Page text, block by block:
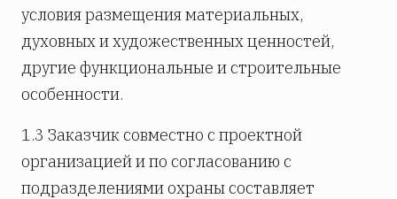
условия размещения материальных,
духовных и художественных ценностей,
другие функциональные и строительные
особенности.
1.3 Заказчик совместно с проектной
организацией и по согласованию с
подразделениями охраны составляет